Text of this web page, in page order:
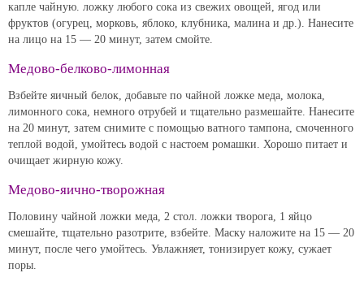
капле чайную. ложку любого сока из свежих овощей, ягод или
фруктов (огурец, морковь, яблоко, клубника, малина и др.). Нанесите
на лицо на 15 — 20 минут, затем смойте.
Медово-белково-лимонная
Взбейте яичный белок, добавьте по чайной ложке меда, молока,
лимонного сока, немного отрубей и тщательно размешайте. Нанесите
на 20 минут, затем снимите с помощью ватного тампона, смоченного
теплой водой, умойтесь водой с настоем ромашки. Хорошо питает и
очищает жирную кожу.
Медово-яично-творожная
Половину чайной ложки меда, 2 стол. ложки творога, 1 яйцо
смешайте, тщательно разотрите, взбейте. Маску наложите на 15 — 20
минут, после чего умойтесь. Увлажняет, тонизирует кожу, сужает
поры.